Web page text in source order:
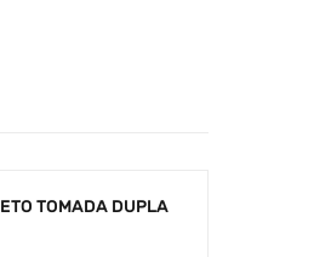
TOMADA DUPLA